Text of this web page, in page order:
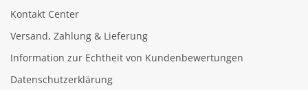
Kontakt Center
Versand, Zahlung & Lieferung
Information zur Echtheit von Kundenbewertungen
Datenschutzerklärung